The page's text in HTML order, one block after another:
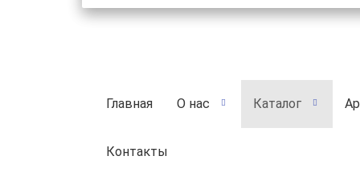
Главная О нас Каталог
Контакты